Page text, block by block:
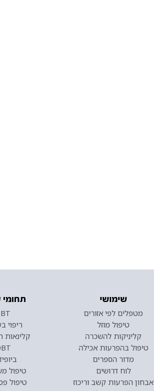
שימושי
מטפלים לפי אזורים
טיפול מוזל
קליניקות להשכרה
טיפול בהפרעות אכילה
מדור הספרים
לוח דרושים
אבחון הפרעות קשב וריכוז
תחומי
ריפוי
טיפול
טיפול